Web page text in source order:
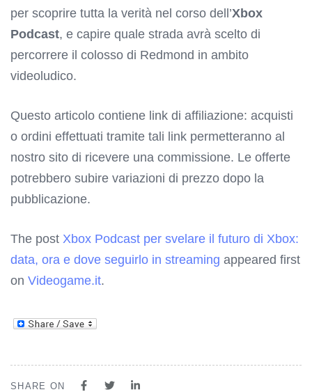
per scoprire tutta la verità nel corso dell’Xbox
Podcast, e capire quale strada avrà scelto di
percorrere il colosso di Redmond in ambito
videoludico.
Questo articolo contiene link di affiliazione: acquisti
o ordini effettuati tramite tali link permetteranno al
nostro sito di ricevere una commissione. Le offerte
potrebbero subire variazioni di prezzo dopo la
pubblicazione.
The post Xbox Podcast per svelare il futuro di Xbox:
data, ora e dove seguirlo in streaming appeared first
on Videogame.it.
SHARE ON